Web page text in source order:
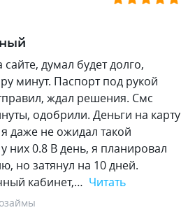
думал будет долго,
минут. Паспорт под рукой
ждал решения. Смс
одобрили. Деньги на карту
даже не ожидал такой
них 0.8 В день, я планировал
но затянул на 10 дней.
кабинет,… Читать